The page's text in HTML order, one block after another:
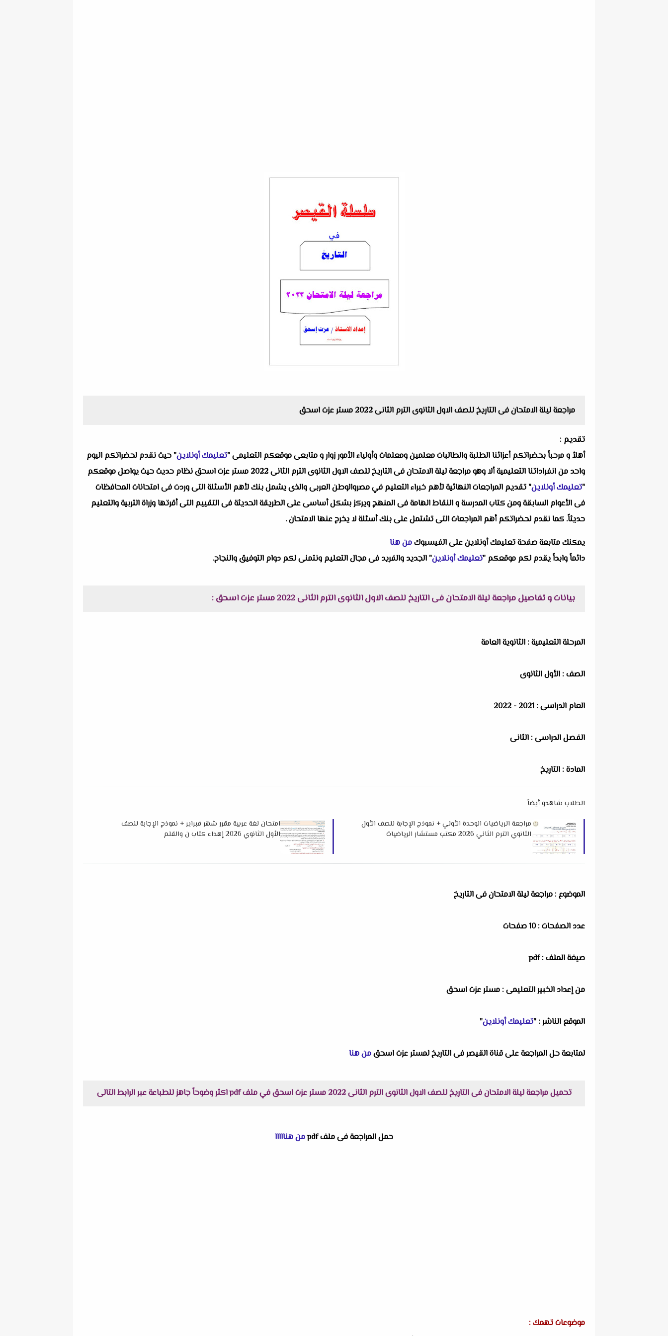
مراجعة ليلة الامتحان فى التاريخ للصف الاول الثانوى الترم الثانى 2022 مستر عزت اسحق
تقديم :
أهلاُ و مرحباً بحضراتكم أعزائنا الطلبة والطالبات معلمين ومعلمات وأولياء الأمور زوار و متابعى موقعكم التعليمى "تعليمك أونلاين" حيث نقدم لحضراتكم اليوم
واحد من انفراداتنا التعليمية ألا وهو مراجعة ليلة الامتحان فى التاريخ للصف الاول الثانوى الترم الثانى 2022 مستر عزت اسحق نظام حديث حيث يواصل موقعكم
"تعليمك أونلاين" تقديم المراجعات النهائية لأهم خبراء التعليم في مصروالوطن العربى والذى يشمل بنك لأهم الأسئلة التى وردت فى امتحانات المحافظات
فى الأعوام السابقة ومن كتاب المدرسة و النقاط الهامة فى المنهج ويركز بشكل أساسى على الطريقة الحديثة فى التقييم التى أقرتها وزراة التربية والتعليم
حديثاً. كما نقدم لحضراتكم أهم المراجعات التى تشتمل على بنك أسئلة لا يخرج عنها الامتحان .
يمكنك متابعة صفحة تعليمك أونلاين على الفيسبوكمن هنا
دائماً وابداً يقدم لكم موقعكم "تعليمك أونلاين" الجديد والفريد فى مجال التعليم ونتمنى لكم دوام التوفيق والنجاح.
بيانات و تفاصيل مراجعة ليلة الامتحان فى التاريخ للصف الاول الثانوى الترم الثانى 2022 مستر عزت اسحق :
المرحلة التعليمية : الثانوية العامة
الصف : الأول الثانوى
العام الدراسى : 2021 - 2022
الفصل الدراسى : الثانى
المادة : التاريخ
الطلاب شاهدو أيضاً
مراجعة الرياضيات الوحدة الأولي + نموذج الإجابة للصف الأول
الثانوي الترم الثاني 2026 مكتب مستشار الرياضيات
امتحان لغة عربية مقرر شهر فبراير + نموذج الإجابة للصف
الأول الثانوي 2026 إهداء كتاب ن والقلم
الموضوع : مراجعة ليلة الامتحان فى التاريخ
عدد الصفحات : 10 صفحات
صيغة الملف : pdf
من إعداد الخبير التعليمى : مستر عزت اسحق
الموقع الناشر : "تعليمك أونلاين"
لمتابعة حل المراجعة على قناة القيصر فى التاريخ لمستر عزت اسحقمن هنا
تحميل مراجعة ليلة الامتحان فى التاريخ للصف الاول الثانوى الترم الثانى 2022 مستر عزت اسحق في ملف pdf اكثر وضوحاً جاهز للطباعة عبر الرابط التالى
حمل المراجعة فى ملف pdf من هنااااا
موضوعات تهمك :